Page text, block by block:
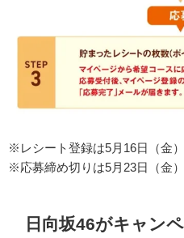
※レシート登録は5月16日（金
※応募締め切りは5月23日（金
日向坂46がキャン